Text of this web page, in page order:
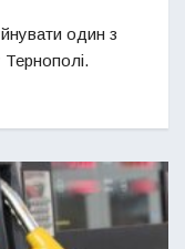
один з
Тернополі.